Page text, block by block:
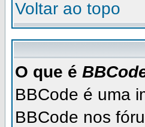
Voltar ao topo
O que é
BBCode é uma
BBCode nos